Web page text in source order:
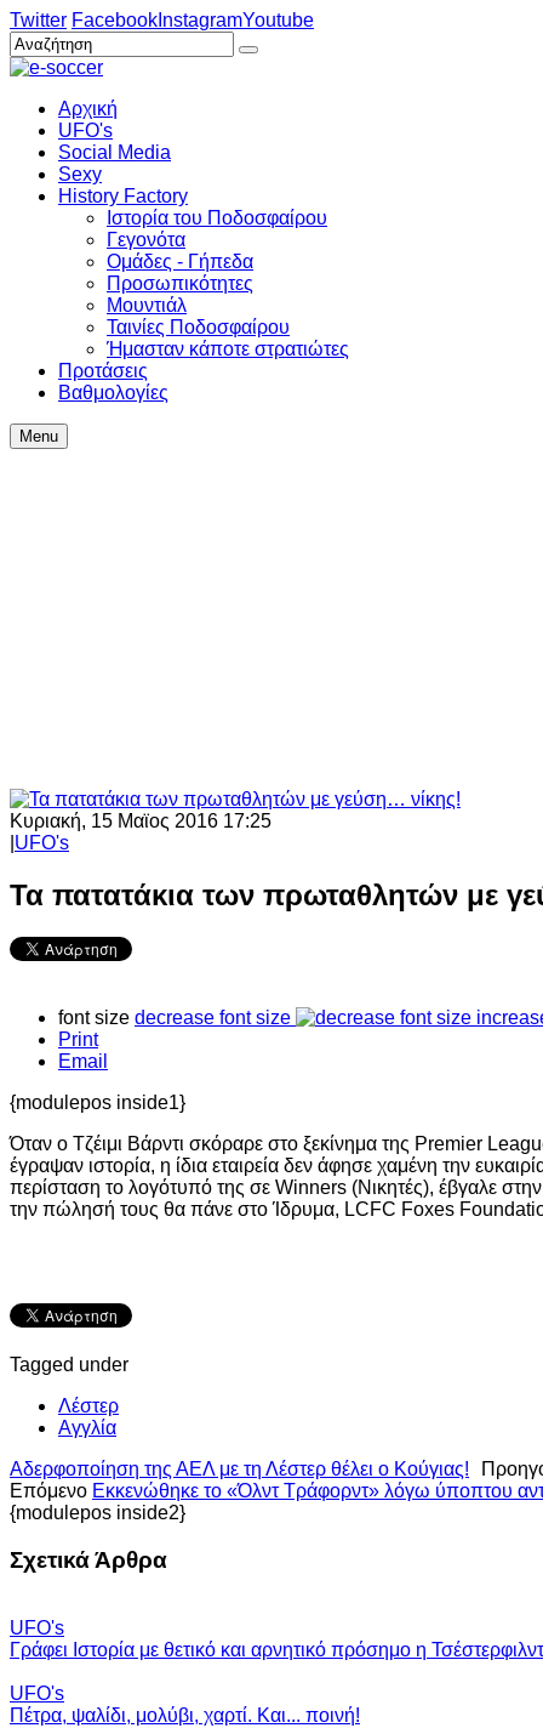
Twitter Facebook InstagramYoutube
Αρχική
UFO's
Social Media
Sexy
History Factory
Ιστορία του Ποδοσφαίρου
Γεγονότα
Ομάδες - Γήπεδα
Προσωπικότητες
Μουντιάλ
Ταινίες Ποδοσφαίρου
Ήμασταν κάποτε στρατιώτες
Προτάσεις
Βαθμολογίες
Menu
Κυριακή, 15 Μαϊος 2016 17:25
UFO's
Τα πατατάκια των πρωταθλητών με
font size decrease font size
Print
Email
{modulepos inside1}
Όταν ο Τζέιμι Βάρντι σκόραρε στο ξεκίνημα της Premier
έγραψαν ιστορία, η ίδια εταιρεία δεν άφησε χαμένη την
περίσταση το λογότυπό της σε Winners (Νικητές), έβγαλε
την πώλησή τους θα πάνε στο Ίδρυμα, LCFC Foxes
Tagged under
Λέστερ
Αγγλία
Αδερφοποίηση της ΑΕΛ με τη Λέστερ θέλει ο Κούγιας!
Επόμενο Εκκενώθηκε το «Όλντ Τράφορντ» λόγω ύποπτου
{modulepos inside2}
Σχετικά Άρθρα
UFO's
Γράφει Ιστορία με θετικό και αρνητικό πρόσημο η
UFO's
Πέτρα, ψαλίδι, μολύβι, χαρτί. Και... ποινή!